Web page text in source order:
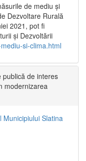
de mediu și
Dezvoltare Rurală
2021, pot fi
și Dezvoltării
si-clima.html
publică de interes
modernizarea
Municipiului Slatina